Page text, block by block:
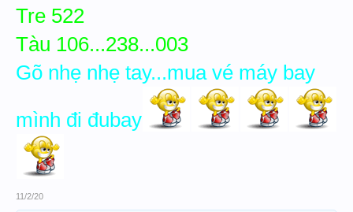
Tre 522
Tàu 106...238...003
Gõ nhẹ nhẹ tay...mua vé máy bay
mình đi đubay
11/2/20